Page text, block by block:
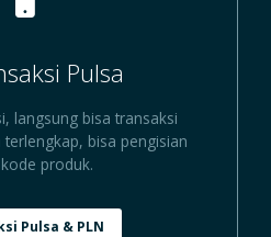
Pulsa
langsung bisa transaksi
bisa pengisian
produk.
Pulsa & PLN